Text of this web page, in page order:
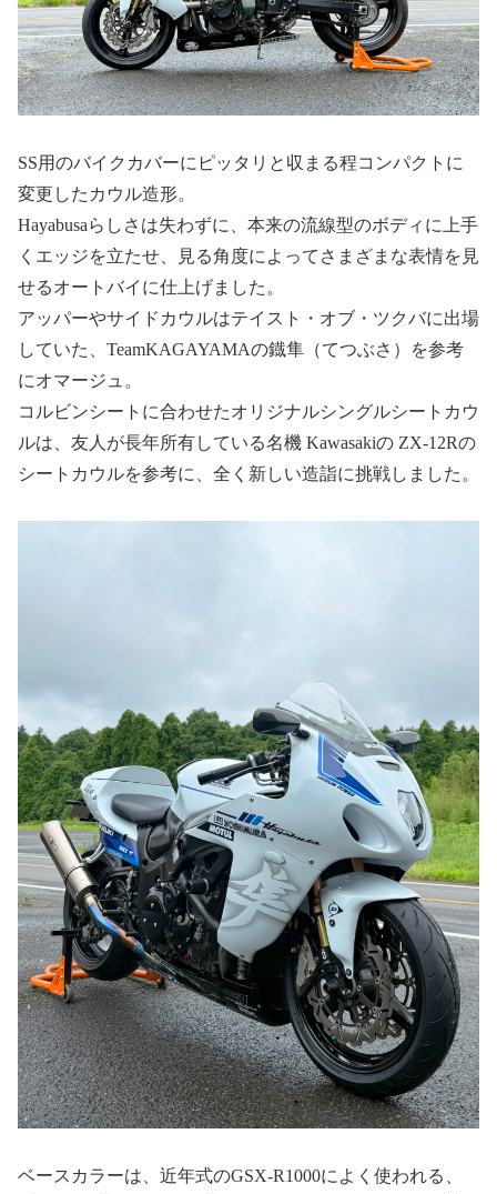
SS用のバイクカバーにピッタリと収まる程コンパクトに
変更したカウル造形。
Hayabusaらしさは失わずに、本来の流線型のボディに上手
くエッジを立たせ、見る角度によってさまざまな表情を見
せるオートバイに仕上げました。
アッパーやサイドカウルはテイスト・オブ・ツクバに出場
していた、TeamKAGAYAMAの鐡隼（てつぶさ）を参考
にオマージュ。
コルビンシートに合わせたオリジナルシングルシートカウ
ルは、友人が長年所有している名機 Kawasakiの ZX-12Rの
シートカウルを参考に、全く新しい造詣に挑戦しました。
ベースカラーは、近年式のGSX-R1000によく使われる、